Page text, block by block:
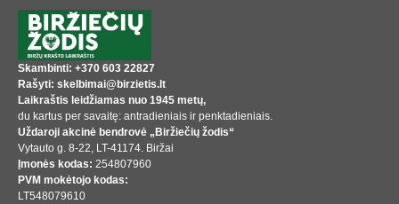
Skambinti: +370 603 22827
Rašyti: skelbimai@birzietis.lt
Laikraštis leidžiamas nuo 1945 metų,
du kartus per savaitę: antradieniais ir penktadieniais.
Uždaroji akcinė bendrovė „Biržiečių žodis“
Vytauto g. 8-22, LT-41174. Biržai
Įmonės kodas: 254807960
PVM mokėtojo kodas:
LT548079610